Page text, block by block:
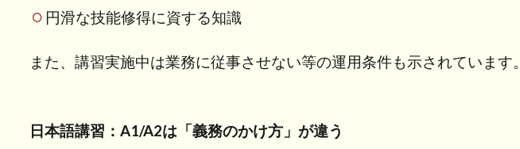
目”
入国
日本
語だ
円滑な技能修得に資する知識
また、講習実施中は業務に従事させない等の運用条件も示されています。
日本語講習：A1/A2は「義務のかけ方」が違う